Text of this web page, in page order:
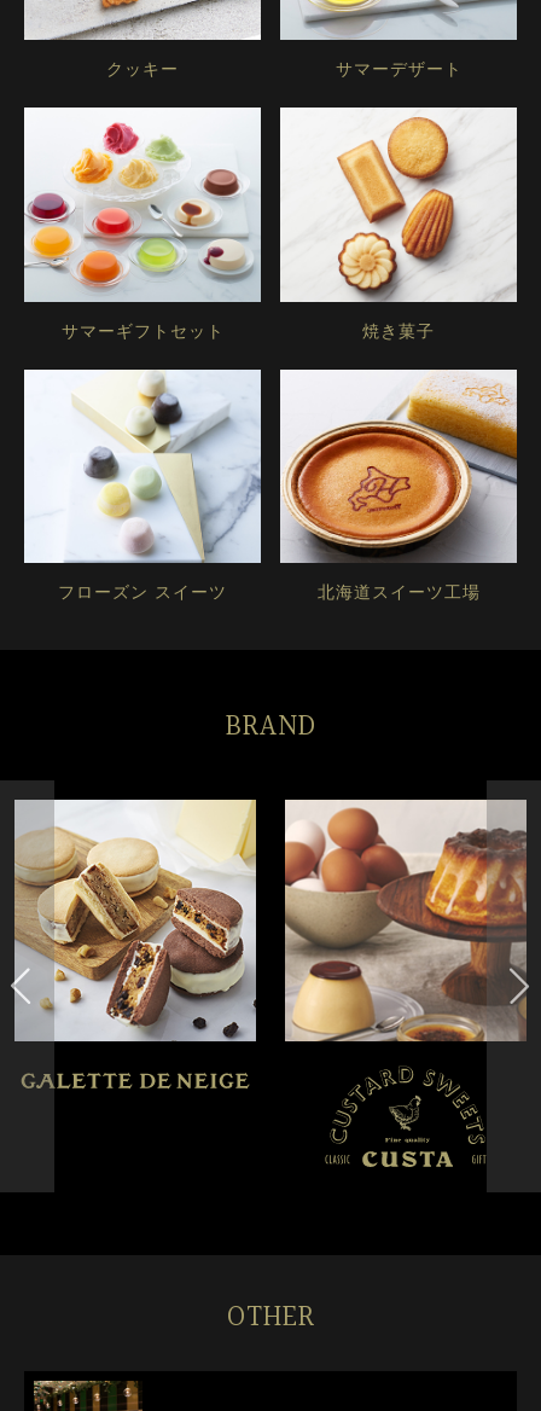
クッキー サマーデザート
サマーギフトセット 焼き菓子
フローズン スイーツ 北海道スイーツ工場
BRAND
OTHER